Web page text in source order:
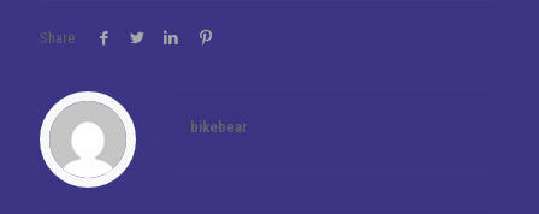
Share
bikebear